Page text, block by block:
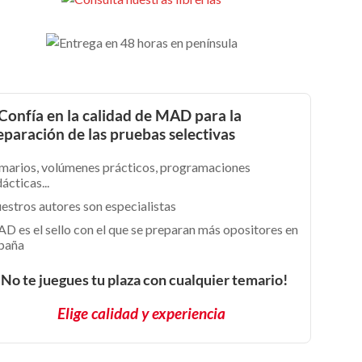
en la calidad de MAD para la
de las pruebas selectivas
volúmenes prácticos, programaciones
autores son especialistas
es el sello con el que se preparan más opositores en
te juegues tu plaza con cualquier temario!
Elige calidad y experiencia